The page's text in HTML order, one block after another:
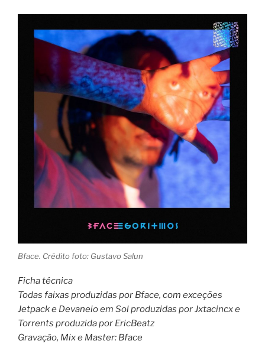
Bface. Crédito foto: Gustavo Salun
Ficha técnica
Todas faixas produzidas por Bface, com exceções
Jetpack e Devaneio em Sol produzidas por Jxtacincx e
Torrents produzida por EricBeatz
Gravação, Mix e Master: Bface